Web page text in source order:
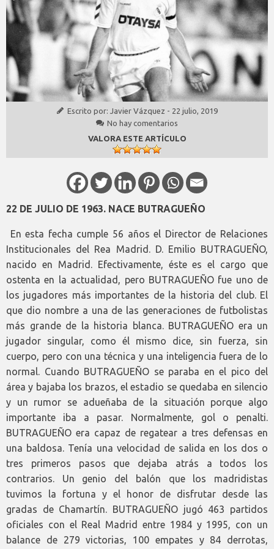
Escrito por: Javier Vázquez - 22 julio, 2019
No hay comentarios
VALORA ESTE ARTÍCULO
22 DE JULIO DE 1963. NACE BUTRAGUEÑO
En esta fecha cumple 56 años el Director de Relaciones
Institucionales del Rea Madrid. D. Emilio BUTRAGUEÑO,
nacido en Madrid. Efectivamente, éste es el cargo que
ostenta en la actualidad, pero BUTRAGUEÑO fue uno de
los jugadores más importantes de la historia del club. El
que dio nombre a una de las generaciones de futbolistas
más grande de la historia blanca. BUTRAGUEÑO era un
jugador singular, como él mismo dice, sin fuerza, sin
cuerpo, pero con una técnica y una inteligencia fuera de lo
normal. Cuando BUTRAGUEÑO se paraba en el pico del
área y bajaba los brazos, el estadio se quedaba en silencio
y un rumor se adueñaba de la situación porque algo
importante iba a pasar. Normalmente, gol o penalti.
BUTRAGUEÑO era capaz de regatear a tres defensas en
una baldosa. Tenía una velocidad de salida en los dos o
tres primeros pasos que dejaba atrás a todos los
contrarios. Un genio del balón que los madridistas
tuvimos la fortuna y el honor de disfrutar desde las
gradas de Chamartín. BUTRAGUEÑO jugó 463 partidos
oficiales con el Real Madrid entre 1984 y 1995, con un
balance de 279 victorias, 100 empates y 84 derrotas,